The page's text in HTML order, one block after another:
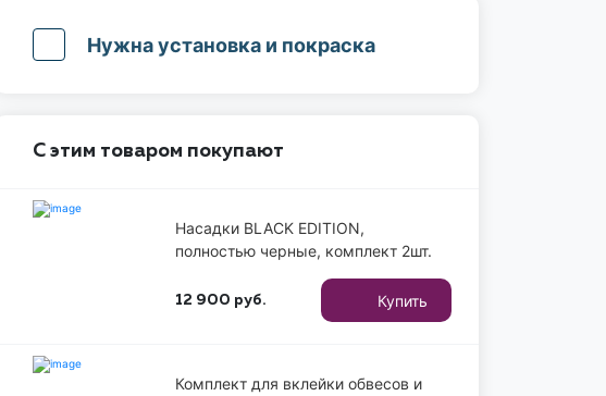
Нужна установка и покраска
С этим товаром покупают
Насадки BLACK EDITION,
полностью черные, комплект 2шт.
12 900 руб. Купить
Комплект для вклейки обвесов и